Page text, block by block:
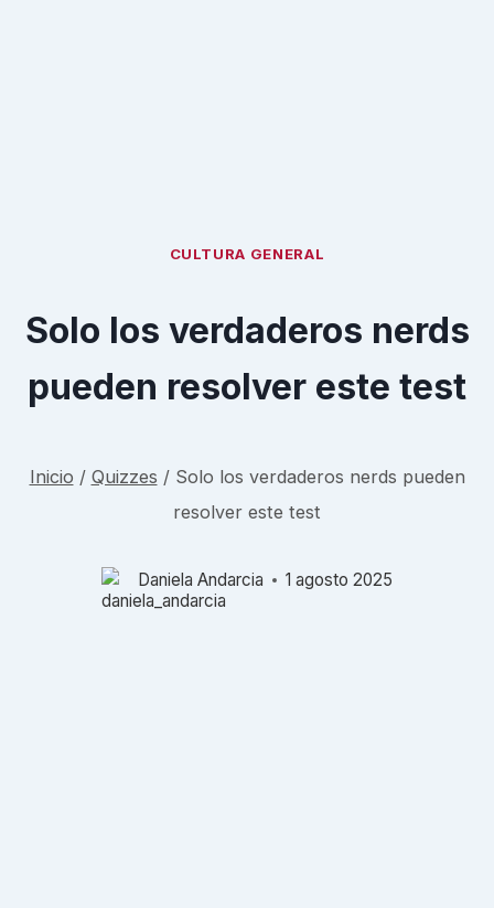
CULTURA GENERAL
Solo los verdaderos nerds
pueden resolver este test
Inicio / Quizzes / Solo los verdaderos nerds pueden
resolver este test
Daniela Andarcia 1 agosto 2025